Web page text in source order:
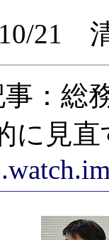
10/21
：総
に見